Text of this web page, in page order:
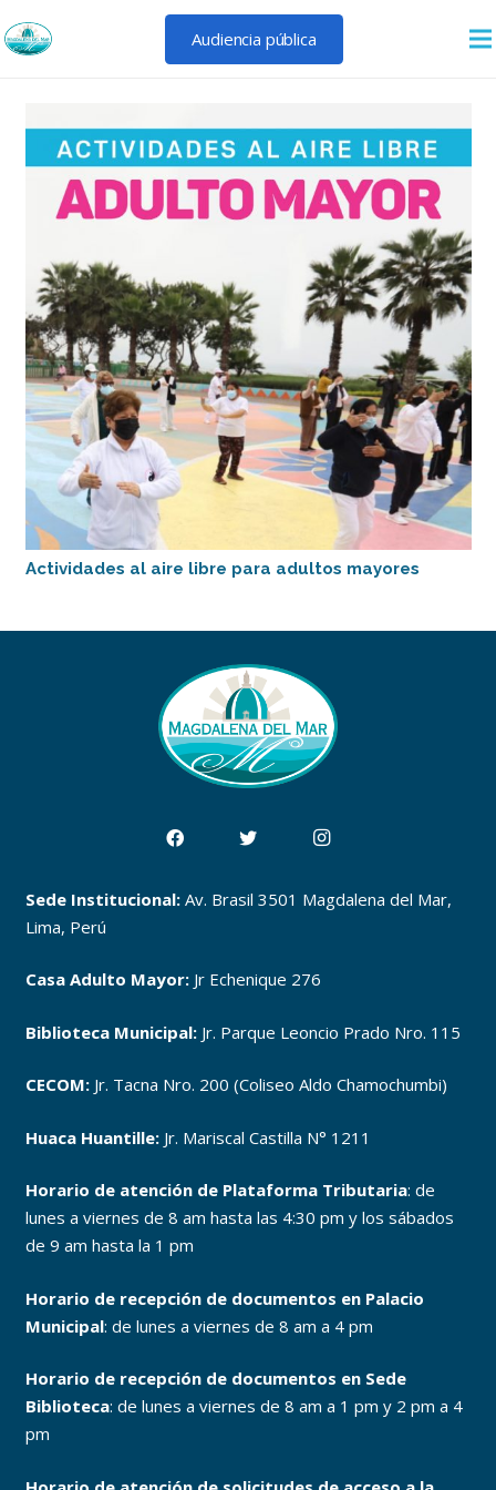
Audiencia pública
Actividades al aire libre para adultos mayores
Sede Institucional:Av. Brasil 3501 Magdalena del Mar,
Lima, Perú
Casa Adulto Mayor:Jr Echenique 276
Biblioteca Municipal:Jr. Parque Leoncio Prado Nro. 115
CECOM:Jr. Tacna Nro. 200 (Coliseo Aldo Chamochumbi)
Huaca Huantille: Jr. Mariscal Castilla N° 1211
Horario de atención de Plataforma Tributaria: de
lunes a viernes de 8 am hasta las 4:30 pm y los sábados
de 9 am hasta la 1 pm
Horario de recepción de documentos en Palacio
Municipal: de lunes a viernes de 8 am a 4 pm
Horario de recepción de documentos en Sede
Biblioteca: de lunes a viernes de 8 am a 1 pm y 2 pm a 4
pm